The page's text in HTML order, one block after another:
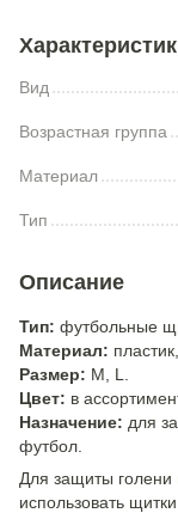
Вид
Возрастная группа
Материал
Тип
Описание
Тип: футбольные
Материал:
Размер: M, L
Цвет: в
Назначение: для
футбол.
Для защиты
использовать